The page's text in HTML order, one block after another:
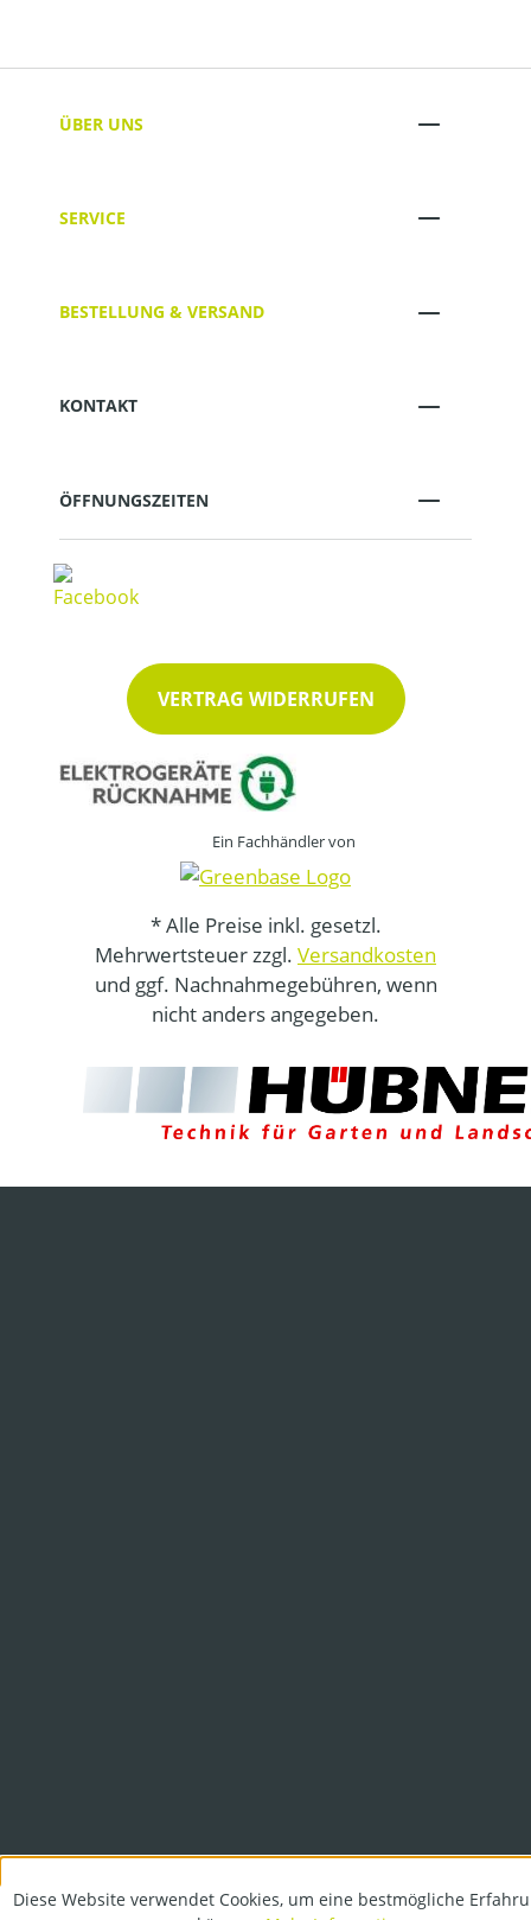
ÜBER UNS
SERVICE
BESTELLUNG & VERSAND
KONTAKT
ÖFFNUNGSZEITEN
VERTRAG WIDERRUFEN
Ein Fachhändler von
* Alle Preise inkl. gesetzl.
Mehrwertsteuer zzgl. Versandkosten
und ggf. Nachnahmegebühren, wenn
nicht anders angegeben.
Diese Website verwendet Cookies, um eine bestmögliche